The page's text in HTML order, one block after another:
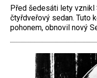
Před šedesáti lety vznikl
čtyřdveřový sedan. Tuto
pohonem, obnovil nový